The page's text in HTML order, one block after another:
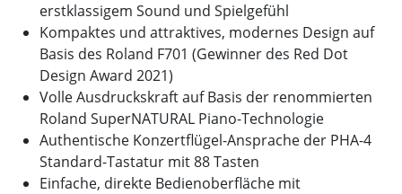
erstklassigem Sound und Spielgefühl
Kompaktes und attraktives, modernes Design auf
Basis des Roland F701 (Gewinner des Red Dot
Design Award 2021)
Volle Ausdruckskraft auf Basis der renommierten
Roland SuperNATURAL Piano-Technologie
Authentische Konzertflügel-Ansprache der PHA-4
Standard-Tastatur mit 88 Tasten
Einfache, direkte Bedienoberfläche mit